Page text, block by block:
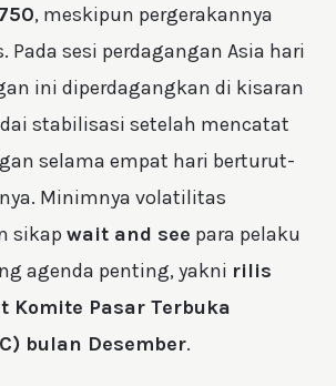
, meskipun pergerakannya
Pada sesi perdagangan Asia hari
ini diperdagangkan di kisaran
stabilisasi setelah mencatat
selama empat hari berturut-
Minimnya volatilitas
sikap wait and see para pelaku
agenda penting, yakni rilis
Komite Pasar Terbuka
bulan Desember.